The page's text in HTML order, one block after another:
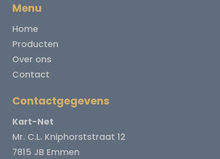
Menu
Home
Producten
Over ons
Contact
Contactgegevens
Kart-Net
Mr. C.L. Kniphorststraat 12
7815 JB Emmen